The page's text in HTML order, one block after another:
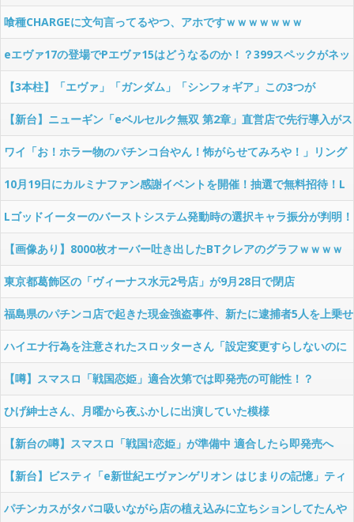
喰種CHARGEに文句言ってるやつ、アホですｗｗｗｗｗｗｗ
eエヴァ17の登場でPエヴァ15はどうなるのか！？399スペックがネッ
クか！？
【3本柱】「エヴァ」「ガンダム」「シンフォギア」この3つが
SANKYOグループを代表するフラッグシリーズらしいぞ！！！
【新台】ニューギン「eベルセルク無双 第2章」直営店で先行導入がス
タート！
ワイ「お！ホラー物のパチンコ台やん！怖がらせてみろや！」リング
打つワイ「…
10月19日にカルミナファン感謝イベントを開催！抽選で無料招待！L
プリズムナナを最速で打てる試打会も！
Lゴッドイーターのバーストシステム発動時の選択キャラ振分が判明！
コウタとアリサで約85％
【画像あり】8000枚オーバー吐き出したBTクレアのグラフｗｗｗｗ
ｗｗｗｗｗｗｗ
東京都葛飾区の「ヴィーナス水元2号店」が9月28日で閉店
福島県のパチンコ店で起きた現金強盗事件、新たに逮捕者5人を上乗せ
ハイエナ行為を注意されたスロッターさん「設定変更すらしないのに
よくそんな事言えますね、だからお客さんいないんですよ」と店員に
言ってしまい出禁にｗｗｗｗ
【噂】スマスロ「戦国恋姫」適合次第では即発売の可能性！？
ひげ紳士さん、月曜から夜ふかしに出演していた模様
【新台の噂】スマスロ「戦国†恋姫」が準備中 適合したら即発売へ
【新台】ビスティ「e新世紀エヴァンゲリオン はじまりの記憶」ティ
ザーPVが公開！感動はシン化し続けた！
パチンカスがタバコ吸いながら店の植え込みに立ちションしてたんや